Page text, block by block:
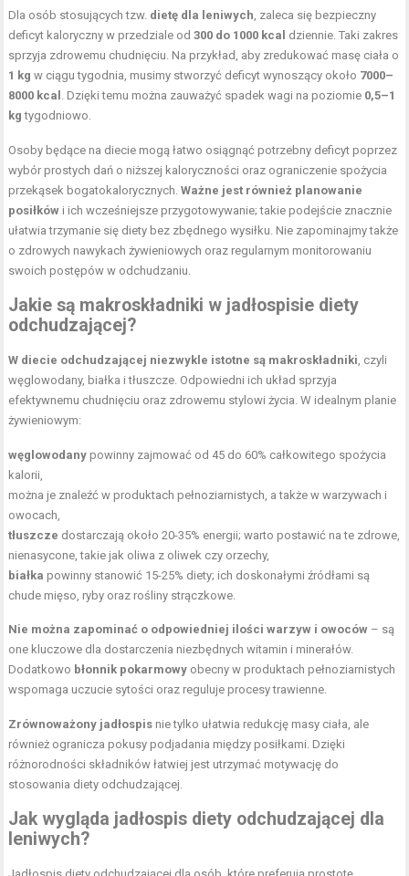
Dla osób stosujących tzw. dietę dla leniwych, zaleca się bezpieczny
deficyt kaloryczny w przedziale od300 do 1000 kcal dziennie. Taki zakres
sprzyja zdrowemu chudnięciu. Na przykład, aby zredukować masę ciała o
1 kg w ciągu tygodnia, musimy stworzyć deficyt wynoszący około 7000–
8000 kcal . Dzięki temu można zauważyć spadek wagi na poziomie 0,5–1
kg tygodniowo.
Osoby będące na diecie mogą łatwo osiągnąć potrzebny deficyt poprzez
wybór prostych dań o niższej kaloryczności oraz ograniczenie spożycia
przekąsek bogatokalorycznych.Ważne jest również planowanie
posiłków i ich wcześniejsze przygotowywanie; takie podejście znacznie
ułatwia trzymanie się diety bez zbędnego wysiłku. Nie zapominajmy także
o zdrowych nawykach żywieniowych oraz regularnym monitorowaniu
swoich postępów w odchudzaniu.
Jakie są makroskładniki w jadłospisie diety
odchudzającej?
W diecie odchudzającej niezwykle istotne są makroskładniki, czyli
węglowodany, białka i tłuszcze. Odpowiedni ich układ sprzyja
efektywnemu chudnięciu oraz zdrowemu stylowi życia. W idealnym planie
żywieniowym:
węglowodany powinny zajmować od 45 do 60% całkowitego spożycia
kalorii,
można je znaleźć w produktach pełnoziarnistych, a także w warzywach i
owocach,
tłuszcze dostarczają około 20-35% energii; warto postawić na te zdrowe,
nienasycone, takie jak oliwa z oliwek czy orzechy,
białka powinny stanowić 15-25% diety; ich doskonałymi źródłami są
chude mięso, ryby oraz rośliny strączkowe.
Nie można zapominać o odpowiedniej ilości warzyw i owoców – są
one kluczowe dla dostarczenia niezbędnych witamin i minerałów.
Dodatkowo błonnik pokarmowy obecny w produktach pełnoziarnistych
wspomaga uczucie sytości oraz reguluje procesy trawienne.
Zrównoważony jadłospis nie tylko ułatwia redukcję masy ciała, ale
również ogranicza pokusy podjadania między posiłkami. Dzięki
różnorodności składników łatwiej jest utrzymać motywację do
stosowania diety odchudzającej.
Jak wygląda jadłospis diety odchudzającej dla
leniwych?